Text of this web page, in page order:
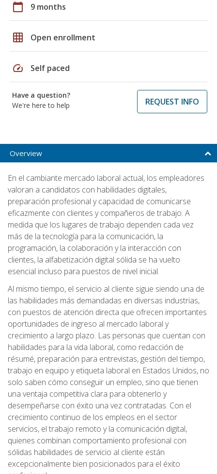
calendar_today 9 months
grid_on Open enrollment
speed Self paced
Have a question?
We're here to help
REQUEST INFO
Overview
En el cambiante mercado laboral actual, los empleadores
valoran a candidatos con habilidades digitales,
preparación profesional y capacidad de comunicarse
eficazmente con clientes y compañeros de trabajo. A
medida que los lugares de trabajo dependen cada vez
más de la tecnología para la comunicación, la
programación, la colaboración y la interacción con
clientes, la alfabetización digital sólida se ha vuelto
esencial incluso para puestos de nivel inicial.
Al mismo tiempo, el servicio al cliente sigue siendo una de
las habilidades más demandadas en diversas industrias,
con puestos de atención directa que ofrecen importantes
oportunidades de ingreso al mercado laboral y
crecimiento a largo plazo. Las personas que cuentan con
habilidades para la vida laboral, como redacción de
résumé, preparación para entrevistas, gestión del tiempo,
trabajo en equipo y etiqueta laboral en Estados Unidos, no
solo saben cómo conseguir un empleo, sino que tienen
una ventaja competitiva clara para obtenerlo y
desempeñarse con éxito una vez contratadas. Con el
crecimiento continuo de los empleos en el sector
servicios, el trabajo remoto y la comunicación digital,
quienes combinan comportamiento profesional con
sólidas habilidades de servicio al cliente están
excepcionalmente bien posicionados para el éxito